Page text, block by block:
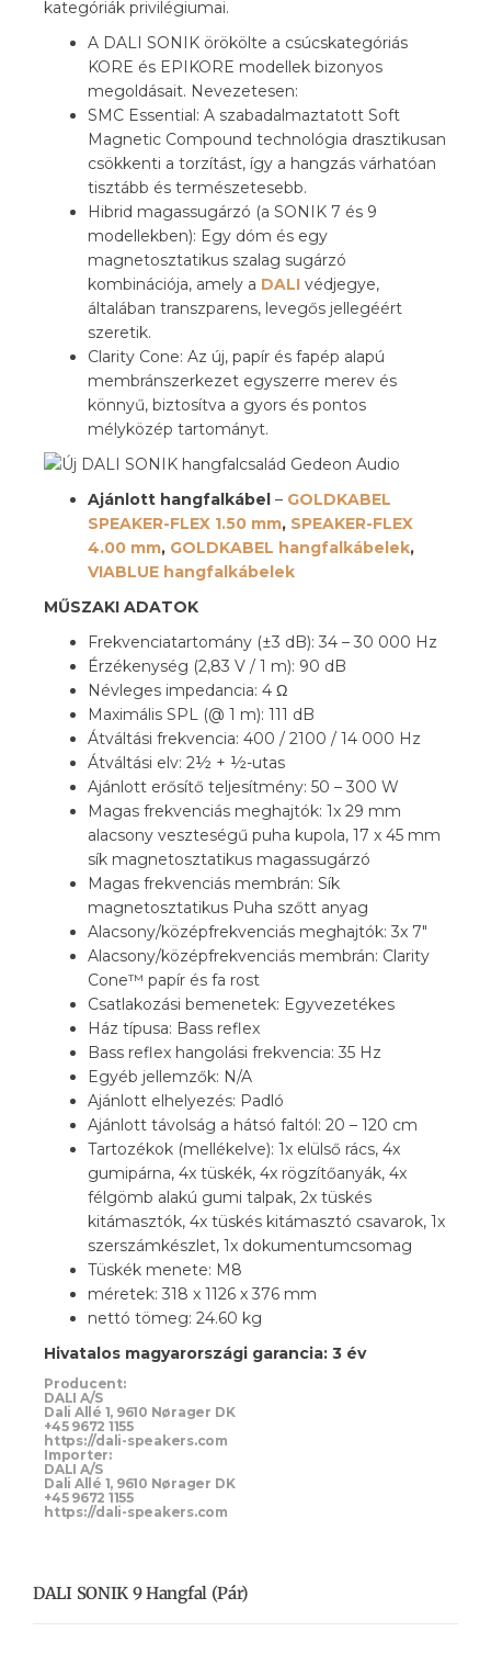
kategóriák privilégiumai.
A DALI SONIK örökölte a csúcskategóriás
KORE és EPIKORE modellek bizonyos
megoldásait. Nevezetesen:
SMC Essential: A szabadalmaztatott Soft
Magnetic Compound technológia drasztikusan
csökkenti a torzítást, így a hangzás várhatóan
tisztább és természetesebb.
Hibrid magassugárzó (a SONIK 7 és 9
modellekben): Egy dóm és egy
magnetosztatikus szalag sugárzó
kombinációja, amely a DALI védjegye,
általában transzparens, levegős jellegéért
szeretik.
Clarity Cone: Az új, papír és fapép alapú
membránszerkezet egyszerre merev és
könnyű, biztosítva a gyors és pontos
mélyközép tartományt.
Ajánlott hangfalkábel – GOLDKABEL
SPEAKER-FLEX 1.50 mm, SPEAKER-FLEX
4.00 mm, GOLDKABEL hangfalkábelek,
VIABLUE hangfalkábelek
MŰSZAKI ADATOK
Frekvenciatartomány (±3 dB): 34 – 30 000 Hz
Érzékenység (2,83 V / 1 m): 90 dB
Névleges impedancia: 4 Ω
Maximális SPL (@ 1 m): 111 dB
Átváltási frekvencia: 400 / 2100 / 14 000 Hz
Átváltási elv: 2½ + ½-utas
Ajánlott erősítő teljesítmény: 50 – 300 W
Magas frekvenciás meghajtók: 1x 29 mm
alacsony veszteségű puha kupola, 17 x 45 mm
sík magnetosztatikus magassugárzó
Magas frekvenciás membrán: Sík
magnetosztatikus Puha szőtt anyag
Alacsony/középfrekvenciás meghajtók: 3x 7″
Alacsony/középfrekvenciás membrán: Clarity
Cone™ papír és fa rost
Csatlakozási bemenetek: Egyvezetékes
Ház típusa: Bass reflex
Bass reflex hangolási frekvencia: 35 Hz
Egyéb jellemzők: N/A
Ajánlott elhelyezés: Padló
Ajánlott távolság a hátsó faltól: 20 – 120 cm
Tartozékok (mellékelve): 1x elülső rács, 4x
gumipárna, 4x tüskék, 4x rögzítőanyák, 4x
félgömb alakú gumi talpak, 2x tüskés
kitámasztók, 4x tüskés kitámasztó csavarok, 1x
szerszámkészlet, 1x dokumentumcsomag
Tüskék menete: M8
méretek: 318 x 1126 x 376 mm
nettó tömeg: 24.60 kg
Hivatalos magyarországi garancia: 3 év
Producent:
DALI A/S
Dali Allé 1, 9610 Nørager DK
+45 9672 1155
https://dali-speakers.com
Importer:
DALI A/S
Dali Allé 1, 9610 Nørager DK
+45 9672 1155
https://dali-speakers.com
DALI SONIK 9 Hangfal (pár)